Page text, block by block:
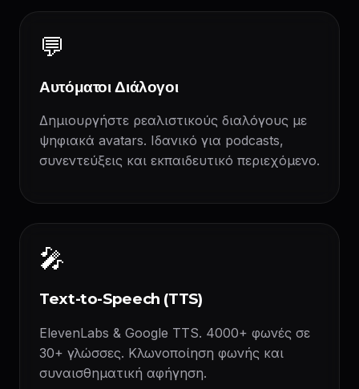
💬
Αυτόματοι Διάλογοι
Δημιουργήστε ρεαλιστικούς διαλόγους με
ψηφιακά avatars. Ιδανικό για podcasts,
συνεντεύξεις και εκπαιδευτικό περιεχόμενο.
🎤
Text-to-Speech (TTS)
ElevenLabs & Google TTS. 4000+ φωνές σε
30+ γλώσσες. Κλωνοποίηση φωνής και
συναισθηματική αφήγηση.